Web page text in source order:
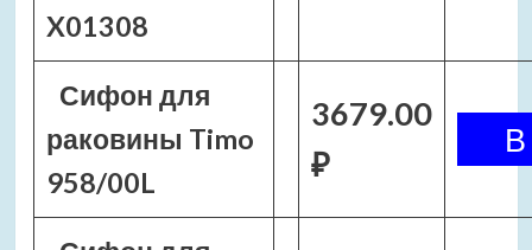
X01308
Сифон для
раковины Timo
958/00L
3679.00
₽